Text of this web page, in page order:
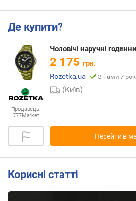
Де купити?
Продавець:
777Market
Чоловічі наручні
2 175 грн.
Rozetka.ua
З нами 7
(Київ)
Перейти в
Корисні статті